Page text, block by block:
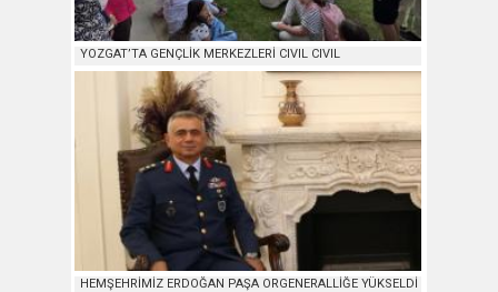
YOZGAT’TA GENÇLİK MERKEZLERİ CIVIL CIVIL
HEMŞEHRİMİZ ERDOĞAN PAŞA ORGENERALLİĞE YÜKSELDİ